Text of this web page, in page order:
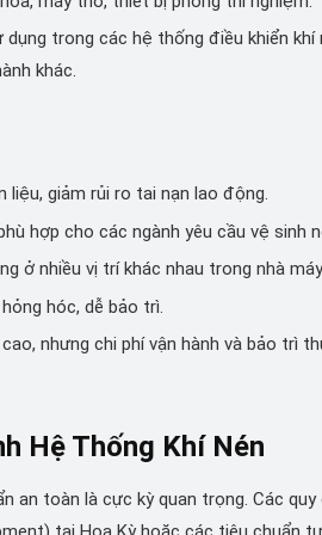
trong các hệ thống điều khiển
khác.
giảm rủi ro tai nạn lao động.
hợp cho các ngành yêu cầu vệ sinh
ở nhiều vị trí khác nhau trong nhà
hóc, dễ bảo trì.
nhưng chi phí vận hành và bảo trì
Hệ Thống Khí Nén
an toàn là cực kỳ quan trọng. Các quy